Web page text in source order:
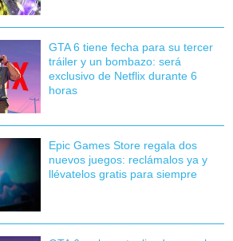
GTA 6 tiene fecha para su tercer
tráiler y un bombazo: será
exclusivo de Netflix durante 6
horas
Epic Games Store regala dos
nuevos juegos: reclámalos ya y
llévatelos gratis para siempre